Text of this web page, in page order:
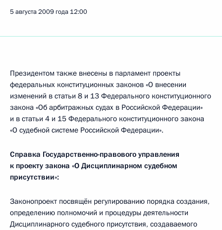
5 августа 2009 года 12:00
Президентом также внесены в парламент проекты
федеральных конституционных законов «О внесении
изменений в статьи 8 и 13 Федерального конституционного
закона «Об арбитражных судах в Российской Федерации»
и в статьи 4 и 15 Федерального конституционного закона
«О судебной системе Российской Федерации».
Справка Государственно-правового управления
к проекту закона «О Дисциплинарном судебном
присутствии»:
Законопроект посвящён регулированию порядка создания,
определению полномочий и процедуры деятельности
Дисциплинарного судебного присутствия, создаваемого